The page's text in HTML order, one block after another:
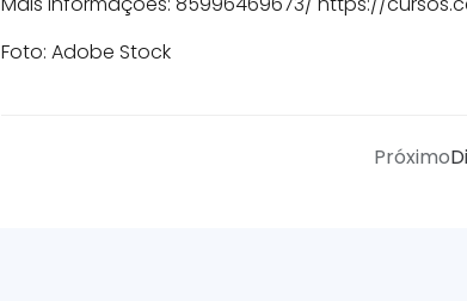
Foto: Adobe Stock
Próximo